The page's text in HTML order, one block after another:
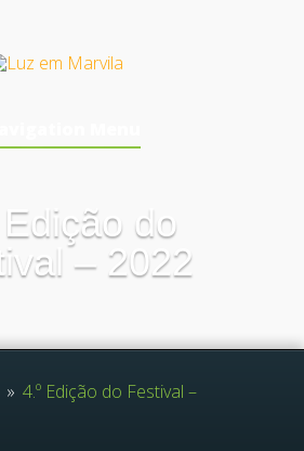
Edição do
– 2022
» 4.º Edição do Festival –